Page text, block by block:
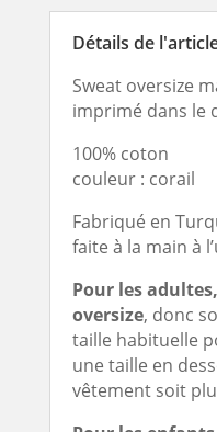
Détails de
Sweat oversize
imprimé dans le
100% coton
couleur : corail
Fabriqué en
faite à la main à
Pour les
oversize, donc
taille habituelle
une taille en
vêtement soit